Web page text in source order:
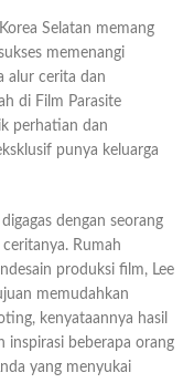
Selatan memang
memenangi
alur cerita dan
di Film Parasite
perhatian dan
punya keluarga
dengan seorang
Rumah
produksi film, Lee
memudahkan
kenyataannya hasil
inspirasi beberapa orang
yang menyukai